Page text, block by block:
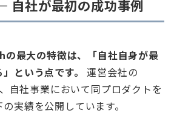
自社が最初の成功事例
最大の特徴は、「自社自身が最
という点です。
運営会社の
自社事業において同プロダクトを
実績を公開しています。